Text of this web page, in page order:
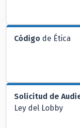
Código de Ética
Solicitud de
Ley del Lobby